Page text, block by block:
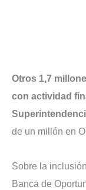
Otros 1,7
con actividad
de un millón en
Sobre la
Banca de